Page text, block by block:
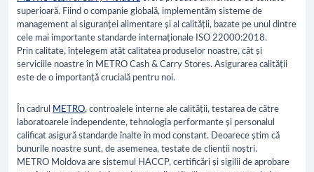
superioară. Fiind o companie globală, implementăm sisteme de
management al siguranței alimentare și al calității, bazate pe unul dintre
cele mai importante standarde internaționale ISO 22000:2018.
Prin calitate, înțelegem atât calitatea produselor noastre, cât și
serviciile noastre în METRO Cash & Carry Stores. Asigurarea calității
este de o importanță crucială pentru noi.
În cadrul METRO, controalele interne ale calității, testarea de către
laboratoarele independente, tehnologia performante și personalul
calificat asigură standarde înalte în mod constant. Deoarece știm că
bunurile noastre sunt, de asemenea, testate de clienții noștri.
METRO Moldova are sistemul HACCP, certificări și sigilii de aprobare